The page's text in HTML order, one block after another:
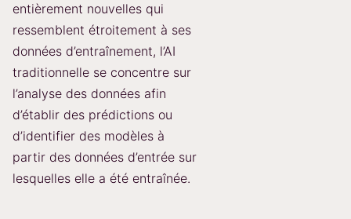
entièrement nouvelles qui
ressemblent étroitement à ses
données d’entraînement, l’AI
traditionnelle se concentre sur
l’analyse des données afin
d’établir des prédictions ou
d’identifier des modèles à
partir des données d’entrée sur
lesquelles elle a été entraînée.